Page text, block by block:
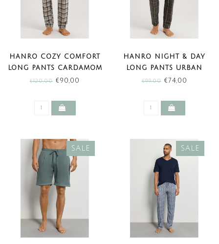
HANRO COZY COMFORT
LONG PANTS CARDAMOM
CHECK (SALE)
€120,00 €90,00
HANRO NIGHT & DAY
LONG PANTS URBAN
CHECK (SALE)
€99,00€74,00
SALE SALE